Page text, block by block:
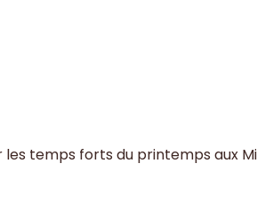
temps forts du printemps aux